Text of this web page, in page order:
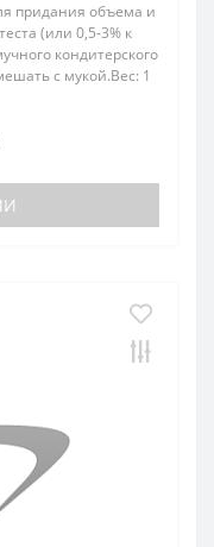
придания объема и
(или 0,5-3% к
кондитерского
с мукой.Вес: 1